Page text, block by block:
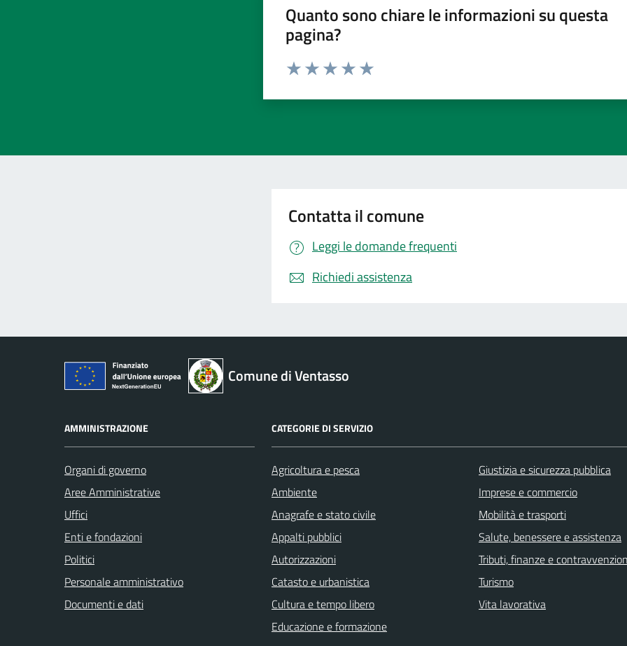
Quanto sono chiare le informazioni su questa
pagina?
Contatta il comune
Leggi le domande frequenti
Richiedi assistenza
Comune di Ventasso
AMMINISTRAZIONE
Organi di governo
Aree Amministrative
Uffici
Enti e fondazioni
Politici
Personale amministrativo
Documenti e dati
CATEGORIE DI SERVIZIO
Agricoltura e pesca
Ambiente
Anagrafe e stato civile
Appalti pubblici
Autorizzazioni
Catasto e urbanistica
Cultura e tempo libero
Educazione e formazione
Giustizia e sicurezza pubblica
Imprese e commercio
Mobilità e trasporti
Salute, benessere e assistenza
Tributi, finanze e
Turismo
Vita lavorativa